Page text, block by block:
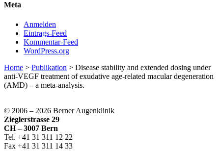
Meta
Anmelden
Eintrags-Feed
Kommentar-Feed
WordPress.org
Home > Publikation > Disease stability and extended dosing under
anti-VEGF treatment of exudative age-related macular degeneration
(AMD) – a meta-analysis.
© 2006 – 2026 Berner Augenklinik
Zieglerstrasse 29
CH – 3007 Bern
Tel. +41 31 311 12 22
Fax +41 31 311 14 33